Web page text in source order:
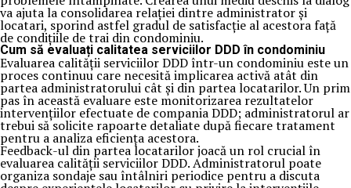
va ajuta la consolidarea relației dintre administrator și
locatari, sporind astfel gradul de satisfacție al acestora față
de condițiile de trai din condominiu.
Cum să evaluați calitatea serviciilor DDD în condominiu
Evaluarea calității serviciilor DDD într-un condominiu este un
proces continuu care necesită implicarea activă atât din
partea administratorului cât și din partea locatarilor. Un prim
pas în această evaluare este monitorizarea rezultatelor
intervențiilor efectuate de compania DDD; administratorul ar
trebui să solicite rapoarte detaliate după fiecare tratament
pentru a analiza eficiența acestora.
Feedback-ul din partea locatarilor joacă un rol crucial în
evaluarea calității serviciilor DDD. Administratorul poate
organiza sondaje sau întâlniri periodice pentru a discuta